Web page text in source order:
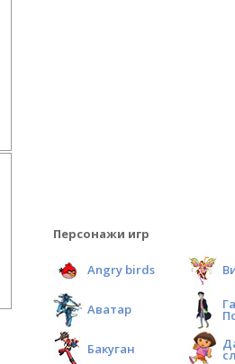
Персонажи игр
Angry birds
Аватар
Бакуган